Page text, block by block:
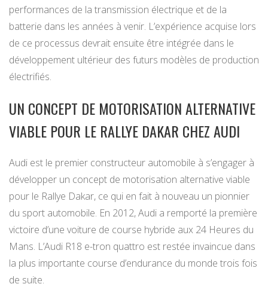
performances de la transmission électrique et de la
batterie dans les années à venir. L’expérience acquise lors
de ce processus devrait ensuite être intégrée dans le
développement ultérieur des futurs modèles de production
électrifiés.
UN CONCEPT DE MOTORISATION ALTERNATIVE
VIABLE POUR LE RALLYE DAKAR CHEZ AUDI
Audi est le premier constructeur automobile à s’engager à
développer un concept de motorisation alternative viable
pour le Rallye Dakar, ce qui en fait à nouveau un pionnier
du sport automobile. En 2012, Audi a remporté la première
victoire d’une voiture de course hybride aux 24 Heures du
Mans. L’Audi R18 e-tron quattro est restée invaincue dans
la plus importante course d’endurance du monde trois fois
de suite.